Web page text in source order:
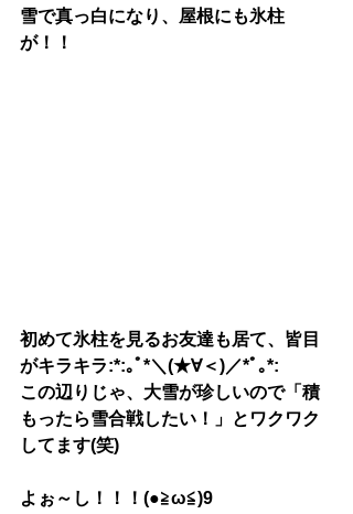
雪で真っ白になり、屋根にも氷柱
が！！
初めて氷柱を見るお友達も居て、皆目
がキラキラ:*:｡ﾟ*＼(★∀＜)／*ﾟ｡*:
この辺りじゃ、大雪が珍しいので「積
もったら雪合戦したい！」とワクワク
してます(笑)
よぉ～し！！！(●≧ω≦)9